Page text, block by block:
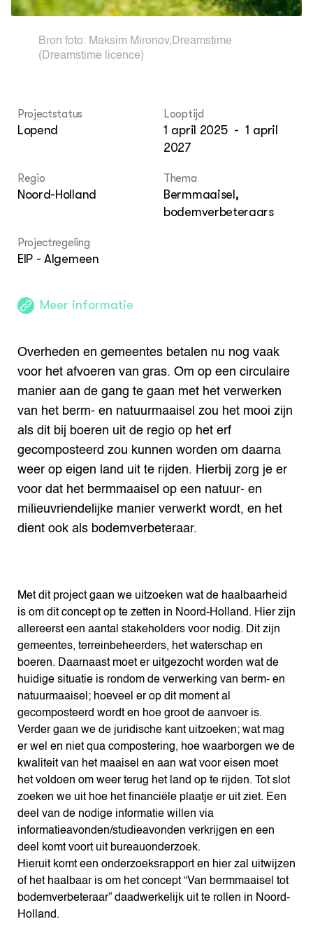
Bron foto: Maksim Mironov, Dreamstime
(Dreamstime licence)
Projectstatus
Lopend
Looptijd
1 april 2025- 1 april
2027
Regio
Noord-Holland
Thema
Bermmaaisel,
bodemverbeteraars
Projectregeling
EIP - Algemeen
Meer informatie
Overheden en gemeentes betalen nu nog vaak
voor het afvoeren van gras. Om op een circulaire
manier aan de gang te gaan met het verwerken
van het berm- en natuurmaaisel zou het mooi zijn
als dit bij boeren uit de regio op het erf
gecomposteerd zou kunnen worden om daarna
weer op eigen land uit te rijden. Hierbij zorg je er
voor dat het bermmaaisel op een natuur- en
milieuvriendelijke manier verwerkt wordt, en het
dient ook als bodemverbeteraar.
Met dit project gaan we uitzoeken wat de haalbaarheid
is om dit concept op te zetten in Noord-Holland. Hier zijn
allereerst een aantal stakeholders voor nodig. Dit zijn
gemeentes, terreinbeheerders, het waterschap en
boeren. Daarnaast moet er uitgezocht worden wat de
huidige situatie is rondom de verwerking van berm- en
natuurmaaisel; hoeveel er op dit moment al
gecomposteerd wordt en hoe groot de aanvoer is.
Verder gaan we de juridische kant uitzoeken; wat mag
er wel en niet qua compostering, hoe waarborgen we de
kwaliteit van het maaisel en aan wat voor eisen moet
het voldoen om weer terug het land op te rijden. Tot slot
zoeken we uit hoe het financiële plaatje er uit ziet. Een
deel van de nodige informatie willen via
informatieavonden/studieavonden verkrijgen en een
deel komt voort uit bureauonderzoek.
Hieruit komt een onderzoeksrapport en hier zal uitwijzen
of het haalbaar is om het concept “Van bermmaaisel tot
bodemverbeteraar” daadwerkelijk uit te rollen in Noord-
Holland.